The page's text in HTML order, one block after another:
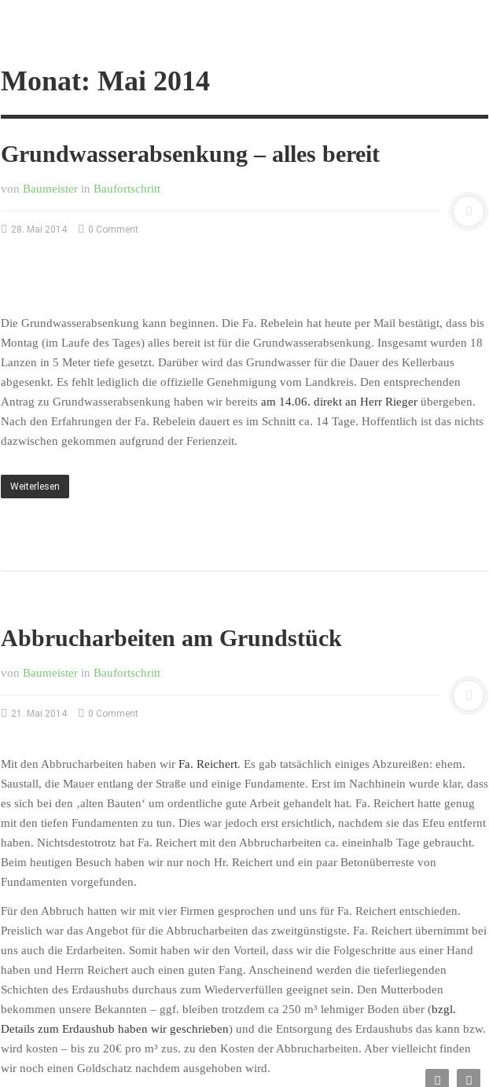
Monat: Mai 2014
Grundwasserabsenkung – alles bereit
von Baumeister in Baufortschritt
28. Mai 2014 0 Comment
Die Grundwasserabsenkung kann beginnen. Die Fa. Rebelein hat heute per Mail bestätigt, dass bis
Montag (im Laufe des Tages) alles bereit ist für die Grundwasserabsenkung. Insgesamt wurden 18
Lanzen in 5 Meter tiefe gesetzt. Darüber wird das Grundwasser für die Dauer des Kellerbaus
abgesenkt. Es fehlt lediglich die offizielle Genehmigung vom Landkreis. Den entsprechenden
Antrag zu Grundwasserabsenkung haben wir bereits am 14.06. direkt an Herr Rieger übergeben.
Nach den Erfahrungen der Fa. Rebelein dauert es im Schnitt ca. 14 Tage. Hoffentlich ist das nichts
dazwischen gekommen aufgrund der Ferienzeit.
Weiterlesen
Abbrucharbeiten am Grundstück
von Baumeister in Baufortschritt
21. Mai 2014 0 Comment
Mit den Abbrucharbeiten haben wir Fa. Reichert. Es gab tatsächlich einiges Abzureißen: ehem.
Saustall, die Mauer entlang der Straße und einige Fundamente. Erst im Nachhinein wurde klar, dass
es sich bei den ‚alten Bauten‘ um ordentliche gute Arbeit gehandelt hat. Fa. Reichert hatte genug
mit den tiefen Fundamenten zu tun. Dies war jedoch erst ersichtlich, nachdem sie das Efeu entfernt
haben. Nichtsdestotrotz hat Fa. Reichert mit den Abbrucharbeiten ca. eineinhalb Tage gebraucht.
Beim heutigen Besuch haben wir nur noch Hr. Reichert und ein paar Betonüberreste von
Fundamenten vorgefunden.
Für den Abbruch hatten wir mit vier Firmen gesprochen und uns für Fa. Reichert entschieden.
Preislich war das Angebot für die Abbrucharbeiten das zweitgünstigste. Fa. Reichert übernimmt bei
uns auch die Erdarbeiten. Somit haben wir den Vorteil, dass wir die Folgeschritte aus einer Hand
haben und Herrn Reichert auch einen guten Fang. Anscheinend werden die tieferliegenden
Schichten des Erdaushubs durchaus zum Wiederverfüllen geeignet sein. Den Mutterboden
bekommen unsere Bekannten – ggf. bleiben trotzdem ca 250 m³ lehmiger Boden über (bzgl.
Details zum Erdaushub haben wir geschrieben) und die Entsorgung des Erdaushubs das kann bzw.
wird kosten – bis zu 20€ pro m³ zus. zu den Kosten der Abbrucharbeiten. Aber vielleicht finden
wir noch einen Goldschatz nachdem ausgehoben wird.